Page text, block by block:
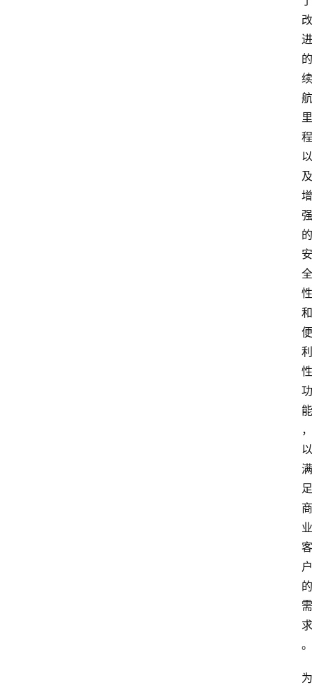
改
进
的
续
航
里
程
以
及
增
强
的
安
全
性
和
便
利
性
功
能
，
以
满
足
商
业
客
户
的
需
求
。
为